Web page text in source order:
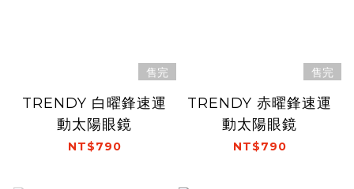
售完
TRENDY 白曜鋒速運
動太陽眼鏡
NT$790
售完
TRENDY 赤曜鋒速運
動太陽眼鏡
NT$790